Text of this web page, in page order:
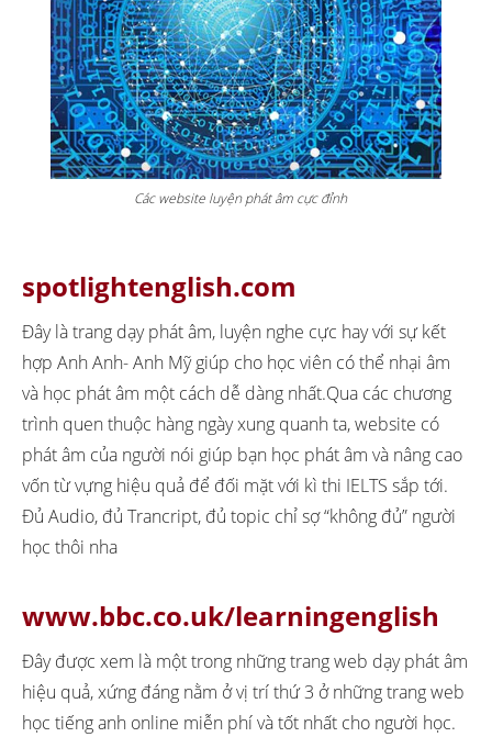
Các website luyện phát âm cực đỉnh
spotlightenglish.com
Đây là trang dạy phát âm, luyện nghe cực hay với sự kết
hợp Anh Anh- Anh Mỹ giúp cho học viên có thể nhại âm
và học phát âm một cách dễ dàng nhất.Qua các chương
trình quen thuộc hàng ngày xung quanh ta, website có
phát âm của người nói giúp bạn học phát âm và nâng cao
vốn từ vựng hiệu quả để đối mặt với kì thi IELTS sắp tới.
Đủ Audio, đủ Trancript, đủ topic chỉ sợ “không đủ” người
học thôi nha
www.bbc.co.uk/learningenglish
Đây được xem là một trong những trang web dạy phát âm
hiệu quả, xứng đáng nằm ở vị trí thứ 3 ở những trang web
học tiếng anh online miễn phí và tốt nhất cho người học.